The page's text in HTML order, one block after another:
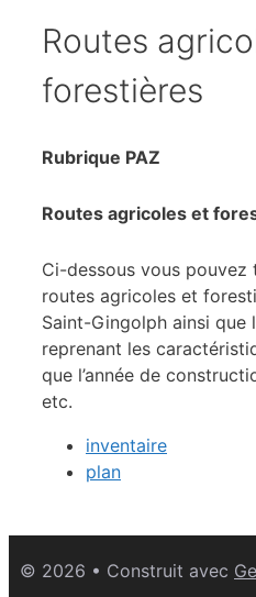
Routes
forestières
Rubrique PAZ
Routes agricoles et
Ci-dessous vous pouvez
routes agricoles et
Saint-Gingolph ainsi que
reprenant les
que l’année de
etc.
inventaire
plan
© 2026 • Construit avec